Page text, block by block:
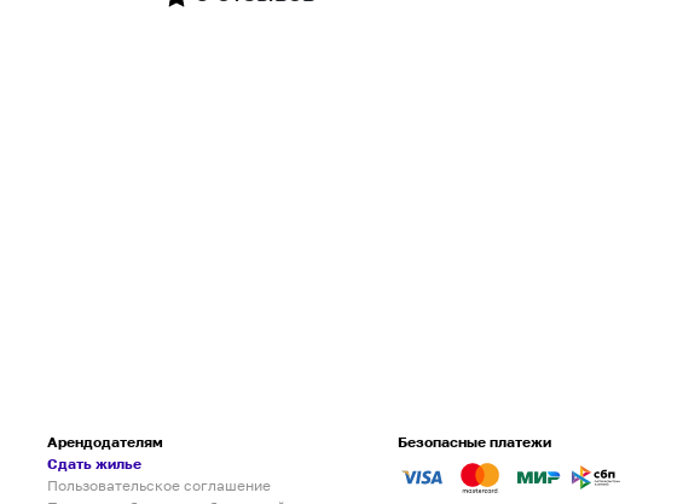
Арендодателям
Сдать жилье
Пользовательское соглашение
Безопасные платежи